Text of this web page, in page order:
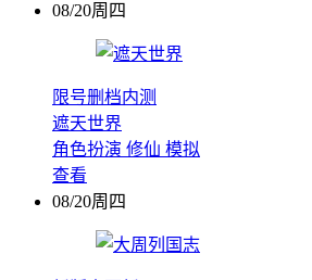
08/20周四
限号删档内测
遮天世界
角色扮演 修仙 模拟
查看
08/20周四